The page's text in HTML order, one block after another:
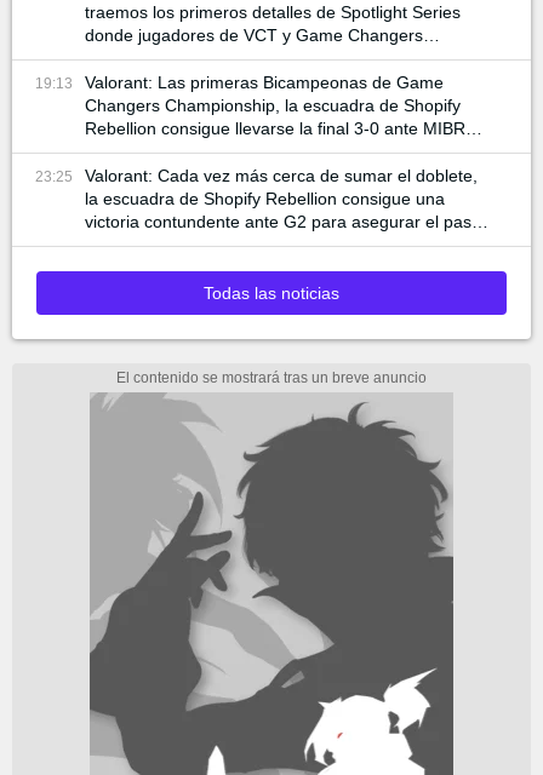
traemos los primeros detalles de Spotlight Series
donde jugadores de VCT y Game Changers
participan
19:13
Valorant: Las primeras Bicampeonas de Game
Changers Championship, la escuadra de Shopify
Rebellion consigue llevarse la final 3-0 ante MIBR
para alzar la copa
23:25
Valorant: Cada vez más cerca de sumar el doblete,
la escuadra de Shopify Rebellion consigue una
victoria contundente ante G2 para asegurar el pase
a la final
Todas las noticias